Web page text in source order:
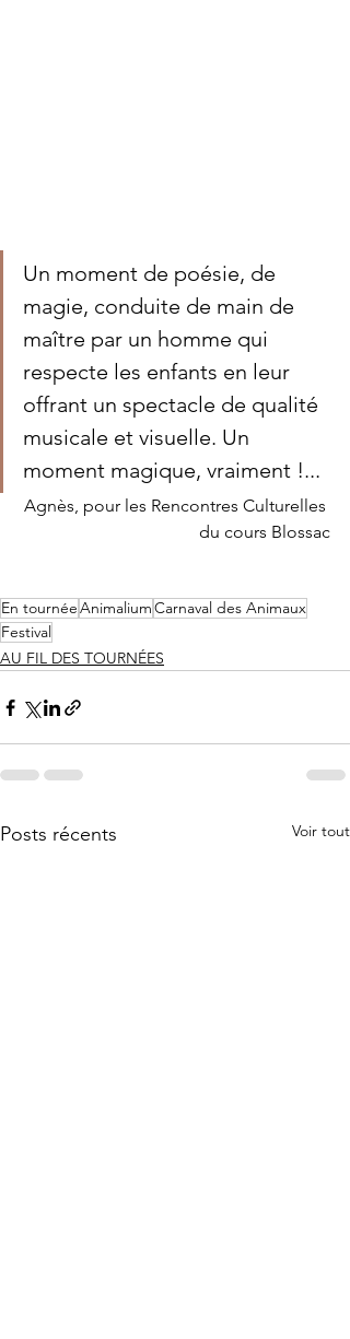
Un moment de poésie, de
magie, conduite de main de
maître par un homme qui
respecte les enfants en leur
offrant un spectacle de qualité
musicale et visuelle. Un
moment magique, vraiment !...
Agnès, pour les Rencontres Culturelles
du cours Blossac
En tournéeAnimaliumCarnaval des Animaux
Festival
AU FIL DES TOURNÉES
Posts récents Voir tout